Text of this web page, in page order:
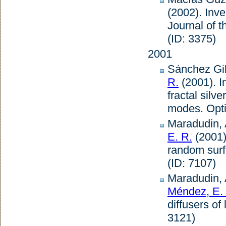
(2002).
Journal of
(ID: 3375)
2001
Sánchez
R. (2001).
fractal
modes.
E. R.
random
(ID: 7107)
Méndez, E.
diffusers of
3121)